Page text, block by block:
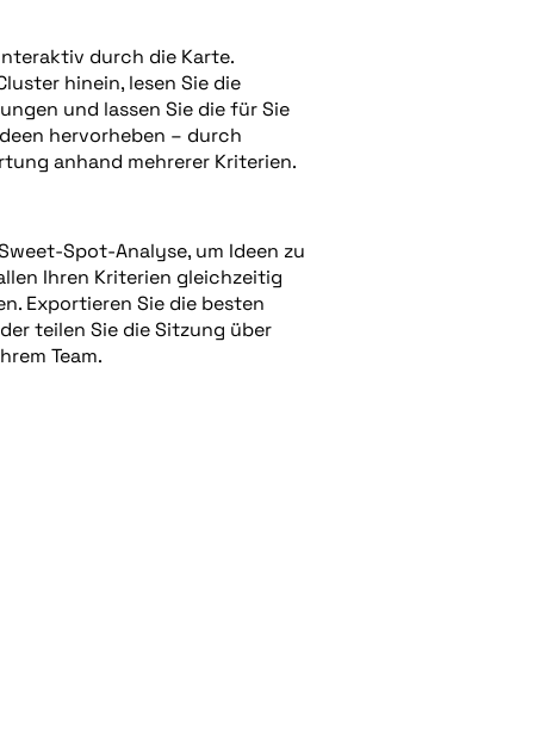
durch die Karte.
hinein, lesen Sie die
und lassen Sie die für Sie
hervorheben – durch
anhand mehrerer Kriterien.
Spot-Analyse, um Ideen zu
Ihren Kriterien gleichzeitig
Exportieren Sie die besten
teilen Sie die Sitzung über
Team.